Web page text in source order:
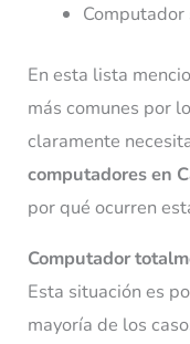
En esta lista
más comunes por
claramente
computadores en
por qué ocurren
Computador
Esta situación es
mayoría de los